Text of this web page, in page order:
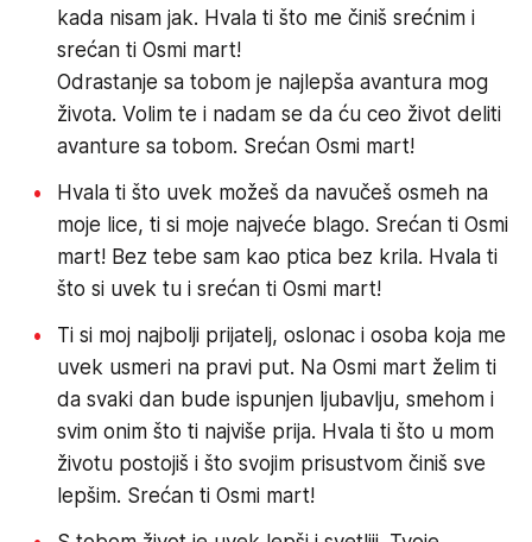
kada nisam jak. Hvala ti što me činiš srećnim i
srećan ti Osmi mart!
Odrastanje sa tobom je najlepša avantura mog
života. Volim te i nadam se da ću ceo život deliti
avanture sa tobom. Srećan Osmi mart!
Hvala ti što uvek možeš da navučeš osmeh na
moje lice, ti si moje najveće blago. Srećan ti Osmi
mart! Bez tebe sam kao ptica bez krila. Hvala ti
što si uvek tu i srećan ti Osmi mart!
Ti si moj najbolji prijatelj, oslonac i osoba koja me
uvek usmeri na pravi put. Na Osmi mart želim ti
da svaki dan bude ispunjen ljubavlju, smehom i
svim onim što ti najviše prija. Hvala ti što u mom
životu postojiš i što svojim prisustvom činiš sve
lepšim. Srećan ti Osmi mart!